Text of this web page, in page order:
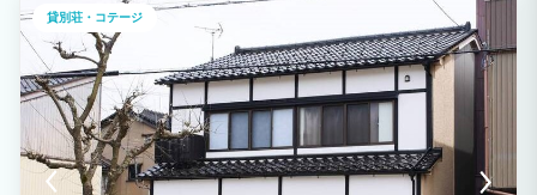
堪能していただきたいと思います。
貸別荘・コテージ